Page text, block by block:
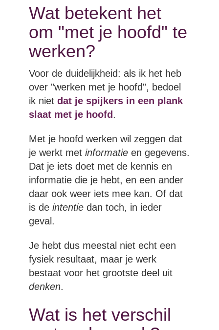
Wat betekent het
om "met je hoofd" te
werken?
Voor de duidelijkheid: als ik het heb
over "werken met je hoofd", bedoel
ik niet dat je spijkers in een plank
slaat met je hoofd.
Met je hoofd werken wil zeggen dat
je werkt met informatie en gegevens.
Dat je iets doet met de kennis en
informatie die je hebt, en een ander
daar ook weer iets mee kan. Of dat
is de intentie dan toch, in ieder
geval.
Je hebt dus meestal niet echt een
fysiek resultaat, maar je werk
bestaat voor het grootste deel uit
denken.
Wat is het verschil